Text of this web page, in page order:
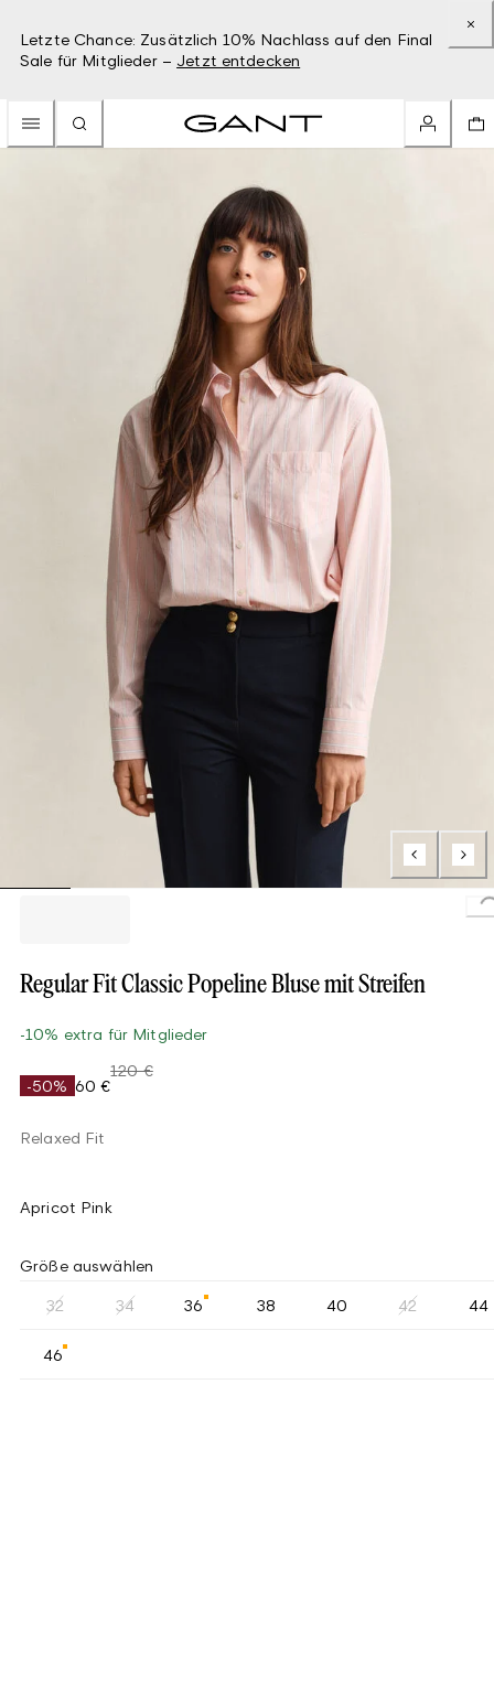
Letzte Chance: Zusätzlich 10% Nachlass auf den Final
Sale für Mitglieder – Jetzt entdecken
Regular Fit Classic Popeline Bluse mit Streifen
-10% extra für Mitglieder
-50% 60 €
120 €
Relaxed Fit
Apricot Pink
Größe auswählen
32 34 36 38 40 42 44
46